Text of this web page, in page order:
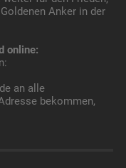
Anker in der
online:
an alle
bekommen,